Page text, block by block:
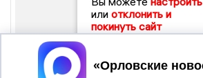
или отклонить и
покинуть сайт
Принять